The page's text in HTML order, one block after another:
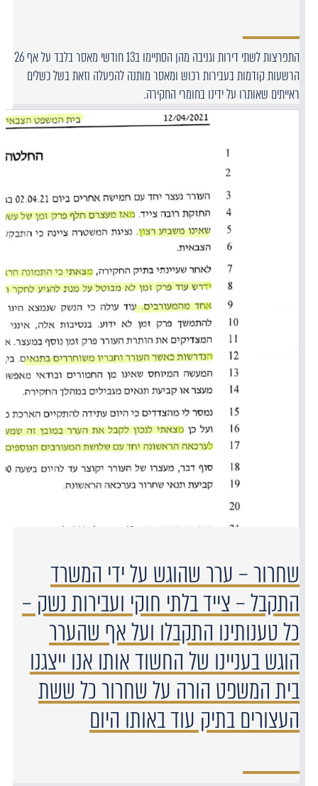
התפרצות לשתי דירות וגניבה מהן הסתיימו ב13 חודשי מאסר בלבד על אף 26
הרשעות קודמות בעבירות רכוש ומאסר מותנה להפעלה וזאת בשל כשלים
ראייתים שאותרו על ידינו בחומרי החקירה.
שחרור – ערר שהוגש על ידי המשרד
התקבל – צייד בלתי חוקי ועבירות נשק –
כל טענותינו התקבלו ועל אף שהערר
הוגש בעניינו של החשוד אותו אנו ייצגנו
בית המשפט הורה על שחרור כל ששת
העצורים בתיק עוד באותו היום